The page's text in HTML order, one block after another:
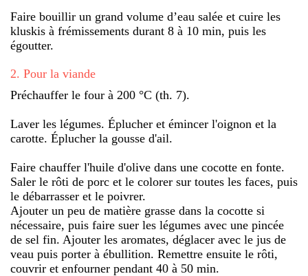
Faire bouillir un grand volume d’eau salée et cuire les
kluskis à frémissements durant 8 à 10 min, puis les
égoutter.
2. Pour la viande
Préchauffer le four à 200 °C (th. 7).
Laver les légumes. Éplucher et émincer l'oignon et la
carotte. Éplucher la gousse d'ail.
Faire chauffer l'huile d'olive dans une cocotte en fonte.
Saler le rôti de porc et le colorer sur toutes les faces, puis
le débarrasser et le poivrer.
Ajouter un peu de matière grasse dans la cocotte si
nécessaire, puis faire suer les légumes avec une pincée
de sel fin. Ajouter les aromates, déglacer avec le jus de
veau puis porter à ébullition. Remettre ensuite le rôti,
couvrir et enfourner pendant 40 à 50 min.